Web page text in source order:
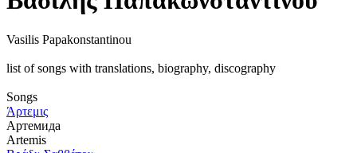
Vasilis Papakonstantinou
list of songs with translations, biography, discography
Songs
Άρτεμις
Артемида
Artemis